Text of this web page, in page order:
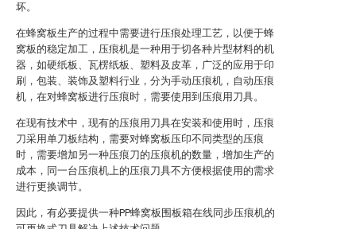
坏。
在蜂窝板生产的过程中需要进行压痕处理工艺，以便于蜂
窝板的稳定加工，压痕机是一种用于切各种片型材料的机
器，如硬纸板、瓦楞纸板、塑料及皮革，广泛的应用于印
刷，包装、装饰及塑料行业，分为手动压痕机，自动压痕
机，在对蜂窝板进行压痕时，需要使用到压痕用刀具。
在现有技术中，现有的压痕用刀具在安装和使用时，压痕
刀采用单刀板结构，需要对蜂窝板压印不同类型的压痕
时，需要增加另一种压痕刀的压痕机的数量，增加生产的
成本，同一台压痕机上的压痕刀具不方便根据使用的需求
进行更换调节。
因此，有必要提供一种PP蜂窝板围板箱在线同步压痕机的